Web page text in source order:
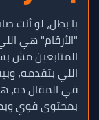
يا بطل، لو أنت
"الأرقام" هي
المتابعين مش
اللي بتقدمه،
في المقال ده،
بمحتوى قوي